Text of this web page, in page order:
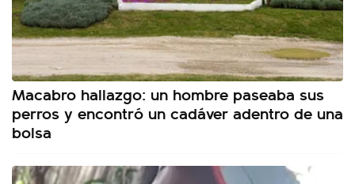
Macabro hallazgo: un hombre paseaba sus
perros y encontró un cadáver adentro de una
bolsa